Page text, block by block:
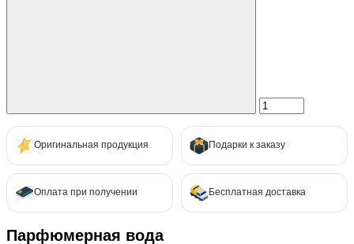
Оригинальная продукция Подарки к заказу
Оплата при получении Бесплатная доставка
Парфюмерная вода